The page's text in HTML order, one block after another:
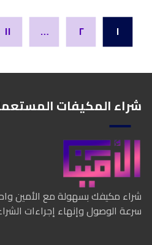
١ ٢ … ١١
شراء المكيفات
شراء مكيفك بسهولة مع الأمين
سرعة الوصول وإنهاء إجراءات